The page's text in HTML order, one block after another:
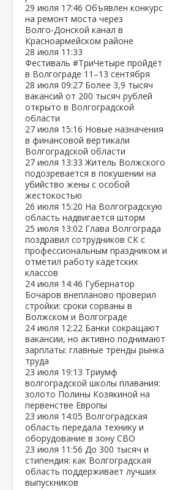
29 июля 17:46 Объявлен конкурс
на ремонт моста через
Волго‑Донской канал в
Красноармейском районе
28 июля 11:33
Фестиваль #ТриЧетыре пройдёт
в Волгограде 11–13 сентября
28 июля 09:27 Более 3,9 тысяч
вакансий от 200 тысяч рублей
открыто в Волгоградской
области
27 июля 15:16 Новые назначения
в финансовой вертикали
Волгоградской области
27 июля 13:33Житель Волжского
подозревается в покушении на
убийство жены с особой
жестокостью
26 июля 15:20 На Волгоградскую
область надвигается шторм
25 июля 13:02 Глава Волгограда
поздравил сотрудников СК с
профессиональным праздником и
отметил работу кадетских
классов
24 июля 14:46 Губернатор
Бочаров внепланово проверил
стройки: сроки сорваны в
Волжском и Волгограде
24 июля 12:22 Банки сокращают
вакансии, но активно поднимают
зарплаты: главные тренды рынка
труда
23 июля 19:13 Триумф
волгоградской школы плавания:
золото Полины Козякиной на
первенстве Европы
23 июля 14:05 Волгоградская
область передала технику и
оборудование в зону СВО
23 июля 11:56 До 300 тысяч и
стипендия: как Волгоградская
область поддерживает лучших
выпускников